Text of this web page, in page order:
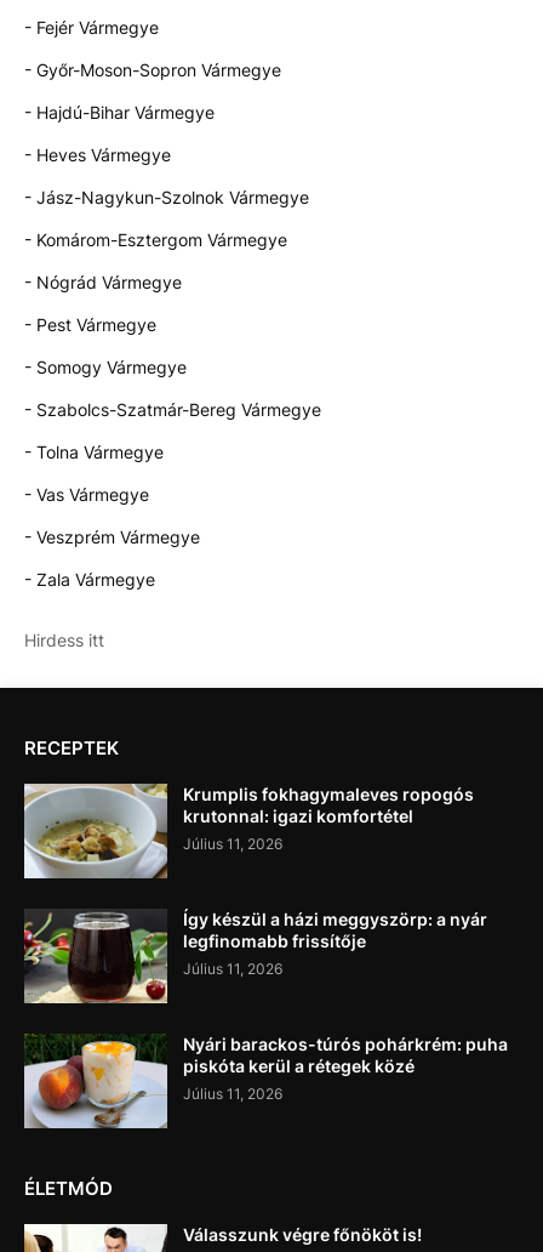
- Fejér Vármegye
- Győr-Moson-Sopron Vármegye
- Hajdú-Bihar Vármegye
- Heves Vármegye
- Jász-Nagykun-Szolnok Vármegye
- Komárom-Esztergom Vármegye
- Nógrád Vármegye
- Pest Vármegye
- Somogy Vármegye
- Szabolcs-Szatmár-Bereg Vármegye
- Tolna Vármegye
- Vas Vármegye
- Veszprém Vármegye
- Zala Vármegye
Hirdess itt
RECEPTEK
Krumplis fokhagymaleves ropogós
krutonnal: igazi komfortétel
Július 11, 2026
Így készül a házi meggyszörp: a nyár
legfinomabb frissítője
Július 11, 2026
Nyári barackos-túrós pohárkrém: puha
piskóta kerül a rétegek közé
Július 11, 2026
ÉLETMÓD
Válasszunk végre főnököt is!